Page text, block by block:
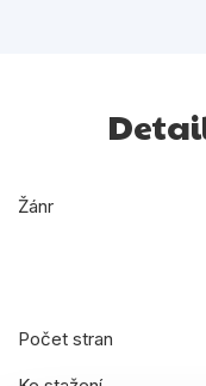
Žánr
Počet stran